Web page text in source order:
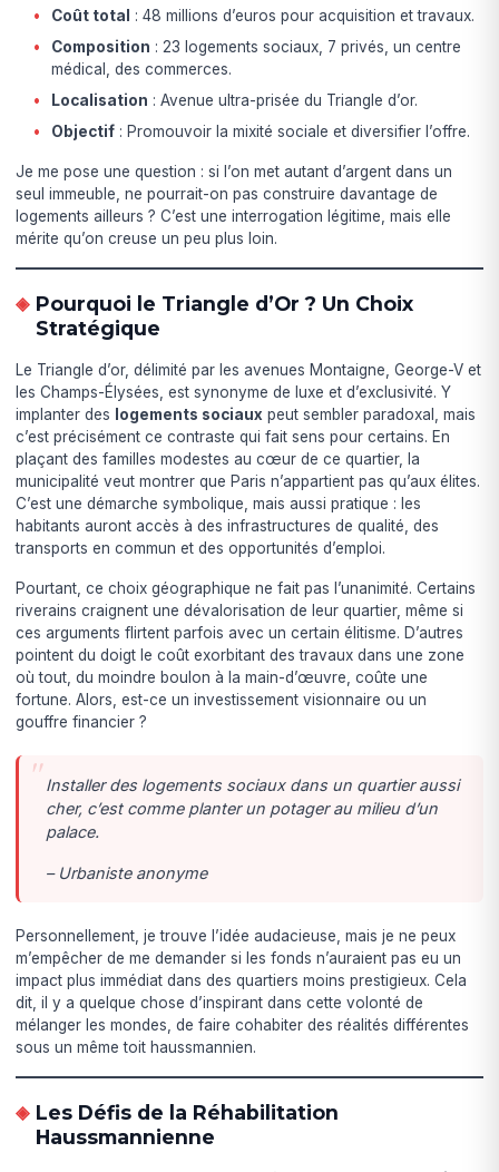
Coût total : 48 millions d’euros pour acquisition et travaux.
Composition : 23 logements sociaux, 7 privés, un centre
médical, des commerces.
Localisation : Avenue ultra-prisée du Triangle d’or.
Objectif : Promouvoir la mixité sociale et diversifier l’offre.
Je me pose une question : si l’on met autant d’argent dans un
seul immeuble, ne pourrait-on pas construire davantage de
logements ailleurs ? C’est une interrogation légitime, mais elle
mérite qu’on creuse un peu plus loin.
Pourquoi le Triangle d’Or ? Un Choix
Stratégique
Le Triangle d’or, délimité par les avenues Montaigne, George-V et
les Champs-Élysées, est synonyme de luxe et d’exclusivité. Y
implanter des logements sociaux peut sembler paradoxal, mais
c’est précisément ce contraste qui fait sens pour certains. En
plaçant des familles modestes au cœur de ce quartier, la
municipalité veut montrer que Paris n’appartient pas qu’aux élites.
C’est une démarche symbolique, mais aussi pratique : les
habitants auront accès à des infrastructures de qualité, des
transports en commun et des opportunités d’emploi.
Pourtant, ce choix géographique ne fait pas l’unanimité. Certains
riverains craignent une dévalorisation de leur quartier, même si
ces arguments flirtent parfois avec un certain élitisme. D’autres
pointent du doigt le coût exorbitant des travaux dans une zone
où tout, du moindre boulon à la main-d’œuvre, coûte une
fortune. Alors, est-ce un investissement visionnaire ou un
gouffre financier ?
Installer des logements sociaux dans un quartier aussi
cher, c’est comme planter un potager au milieu d’un
palace.
– Urbaniste anonyme
Personnellement, je trouve l’idée audacieuse, mais je ne peux
m’empêcher de me demander si les fonds n’auraient pas eu un
impact plus immédiat dans des quartiers moins prestigieux. Cela
dit, il y a quelque chose d’inspirant dans cette volonté de
mélanger les mondes, de faire cohabiter des réalités différentes
sous un même toit haussmannien.
Les Défis de la Réhabilitation
Haussmannienne